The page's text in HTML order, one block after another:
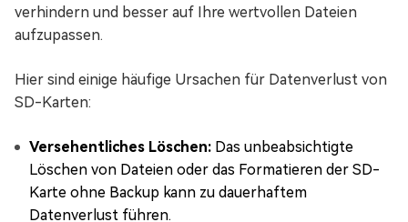
verhindern und besser auf Ihre wertvollen Dateien
aufzupassen.
Hier sind einige häufige Ursachen für Datenverlust von
SD-Karten:
Versehentliches Löschen: Das unbeabsichtigte
Löschen von Dateien oder das Formatieren der SD-
Karte ohne Backup kann zu dauerhaftem
Datenverlust führen.